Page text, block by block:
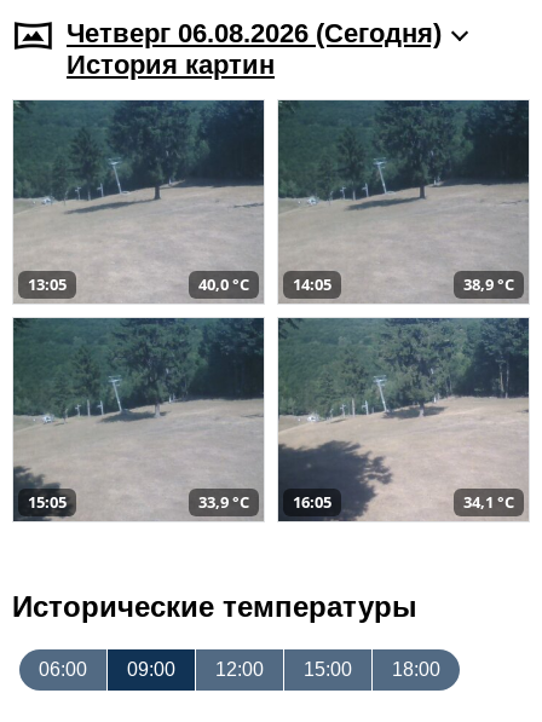
Четверг 06.08.2026 (Cегодня)
История картин
13:05 40,0 °C 14:05 38,9 °C
15:05 33,9 °C 16:05 34,1 °C
Исторические температуры
06:00 09:00 12:00 15:00 18:00